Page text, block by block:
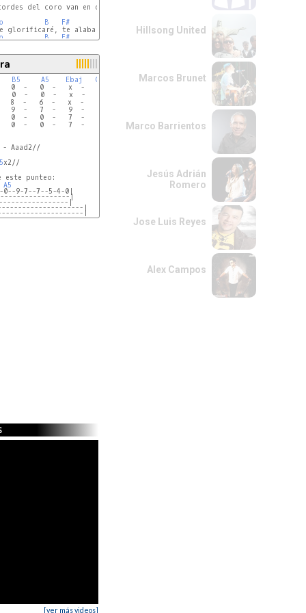
del coro van en omit3, es un rasgido tipico de rock, denle
B F#
B F# C#
C#
B5 A5 Ebaj Cbaj Dbaj
Bbaj
0  -   0  -   7  -    3  -   5  -   2
- Aaad2//
x2//
este punteo:
A5
9-7--7--5-4-0|
|
|
|
|
[ver más videos]
Hillsong United
Marcos Brunet
Marco Barrientos
Jesús Adrián
Romero
Jose Luis Reyes
Alex Campos